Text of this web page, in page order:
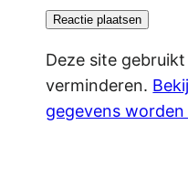
Deze site
verminderen.
gegevens